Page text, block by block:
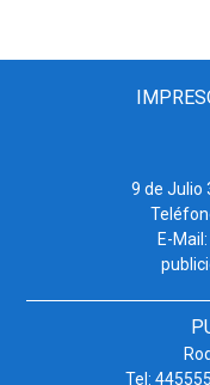
9 de Julio
E-
Tel: